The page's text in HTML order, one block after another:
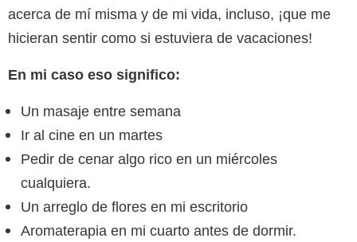
acerca de mí misma y de mi vida, incluso, ¡que me
hicieran sentir como si estuviera de vacaciones!
En mi caso eso significo:
Un masaje entre semana
Ir al cine en un martes
Pedir de cenar algo rico en un miércoles
cualquiera.
Un arreglo de flores en mi escritorio
Aromaterapia en mi cuarto antes de dormir.